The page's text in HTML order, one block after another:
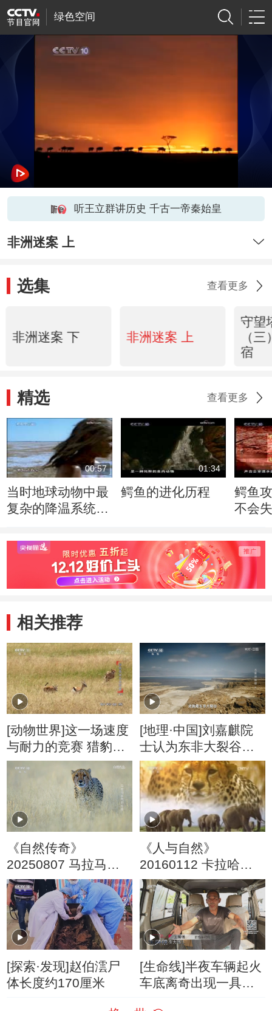
绿色空间
听王立群讲历史 千古一帝秦始皇
非洲迷案 上
选集 查看更多
非洲迷案 下 非洲迷案 上
守望
（
宿
精选 查看更多
00:57
当时地球动物中最
复杂的降温系统出
01:34
鳄鱼的进化历程
鳄鱼
不会
相关推荐
[动物世界]这一场速度
与耐力的竞赛 猎豹能
否成功捕获羚羊
[地理·中国]刘嘉麒院
士认为东非大裂谷最
终不会被彻底撕开
《自然传奇》
20250807 马拉马拉
荒野传奇
《人与自然》
20160112 卡拉哈里
的旋风（下）
[探索·发现]赵伯澐尸
体长度约170厘米
[生命线]半夜车辆起火
车底离奇出现一具尸